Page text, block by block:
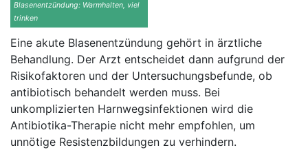
Blasenentzündung: Warmhalten, viel
trinken
Eine akute Blasenentzündung gehört in ärztliche
Behandlung. Der Arzt entscheidet dann aufgrund der
Risikofaktoren und der Untersuchungsbefunde, ob
antibiotisch behandelt werden muss. Bei
unkomplizierten Harnwegsinfektionen wird die
Antibiotika-Therapie nicht mehr empfohlen, um
unnötige Resistenzbildungen zu verhindern.